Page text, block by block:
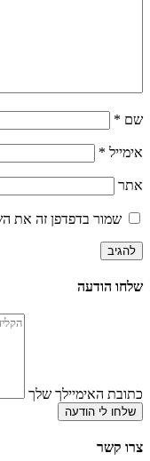
שם *
אימייל *
אתר
שמור בדפדפן זה את
שלחו הודעה
כתובת האימיילך שלך
שלחו לי הודעה
צרו קשר